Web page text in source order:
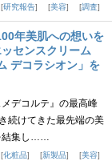
研究報告 美容 調査
年美肌への想いを
センスクリーム
デコラシオン」を
デコルテ』の最高峰
続けてきた最先端の美
結集し……
化粧品 新製品 美容